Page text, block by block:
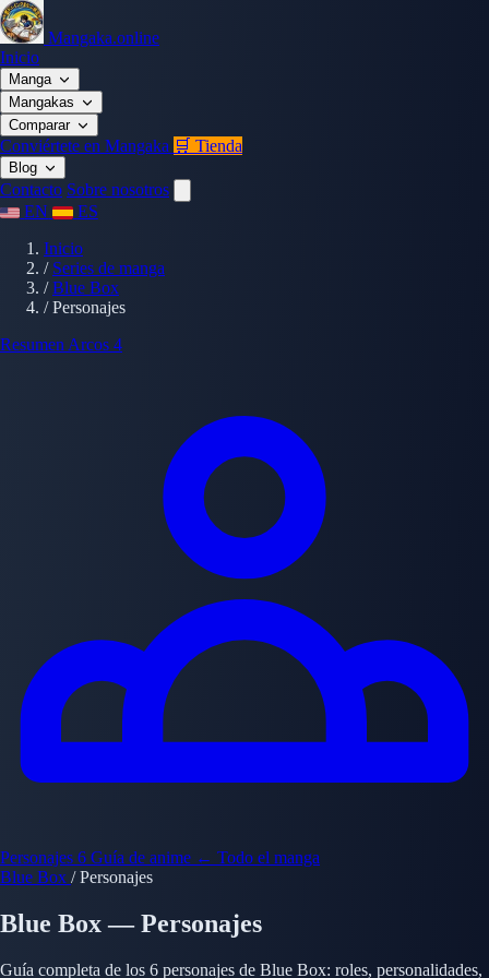
Mangaka.online
Inicio
Manga
Mangakas
Comparar
Conviértete en Mangaka 🛒 Tienda
Blog
Contacto Sobre nosotros
EN
ES
Inicio
/ Series de manga
/ Blue Box
/ Personajes
Resumen Arcos 4
Personajes 6 Guía de anime ← Todo el manga
Blue Box / Personajes
Blue Box — Personajes
Guía completa de los 6 personajes de Blue Box: roles, personalidades,